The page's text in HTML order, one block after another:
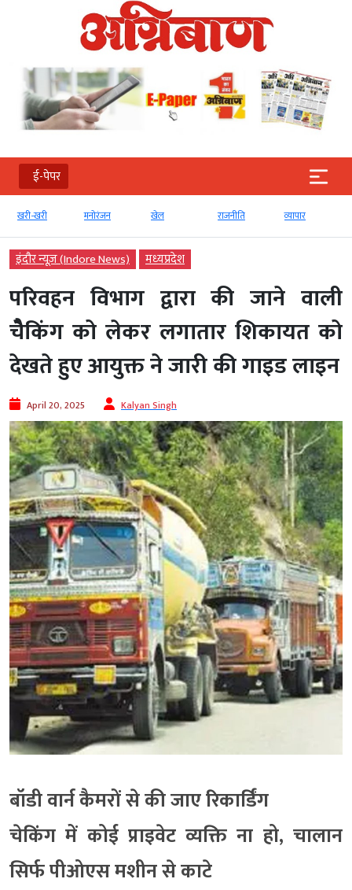
ई-पेपर
खरी-खरी मनोरंजन राजनीति व्‍यापार
इंदौर न्यूज़ (Indore News) मध्‍यप्रदेश
परिवहन विभाग द्वारा की जाने वाली
चेैकिंग को लेकर लगातार शिकायत को
देखते हुए आयुक्त ने जारी की गाइड लाइन
April 20, 2025 Kalyan Singh
बॉडी वार्न कैमरों से की जाए रिकार्डिंग
चेकिंग में कोई प्राइवेट व्यक्ति ना हो, चालान
सिर्फ पीओएस मशीन से काटे